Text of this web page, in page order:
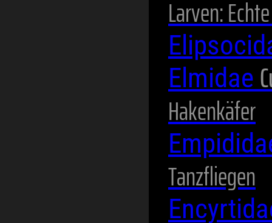
Larven:
Elmidae
Hakenkäfer
Tanzfliegen